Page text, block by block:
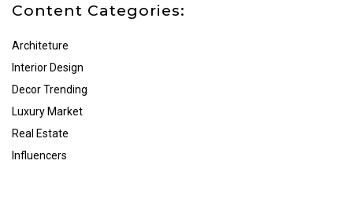
Content Categories:
Architeture
Interior Design
Decor Trending
Luxury Market
Real Estate
Influencers